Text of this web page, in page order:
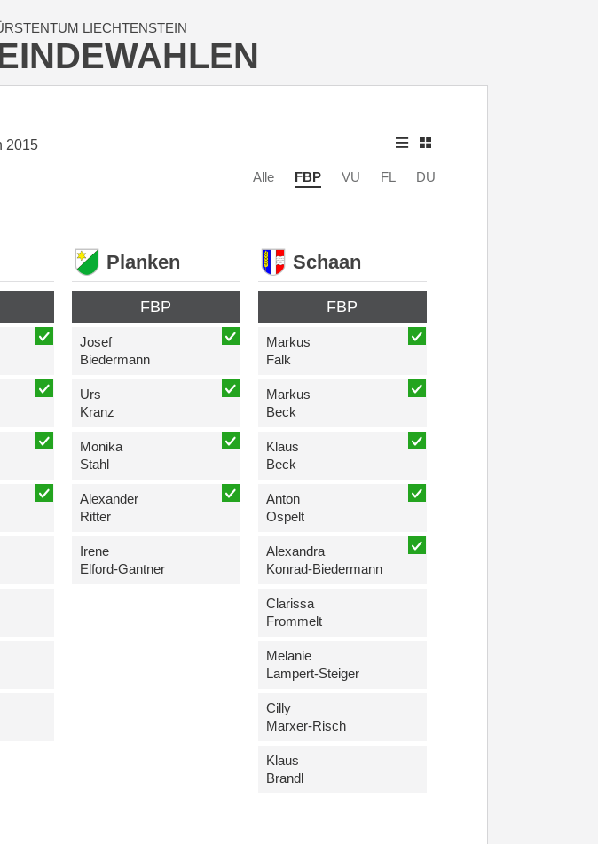
LIECHTENSTEIN
2015
Alle FBP VU FL DU
Planken
FBP
Josef
Biedermann
Urs
Kranz
Monika
Stahl
Alexander
Ritter
Irene
Elford-Gantner
Schaan
FBP
Markus
Falk
Markus
Beck
Klaus
Beck
Anton
Ospelt
Alexandra
Konrad-Biedermann
Clarissa
Frommelt
Melanie
Lampert-Steiger
Cilly
Marxer-Risch
Klaus
Brandl